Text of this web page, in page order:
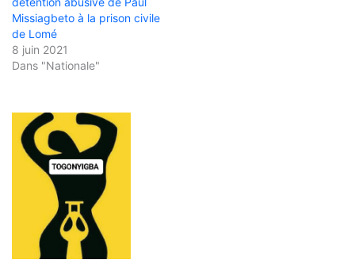
Missiagbeto à la prison civile
de Lomé
8 juin 2021
Dans "Nationale"